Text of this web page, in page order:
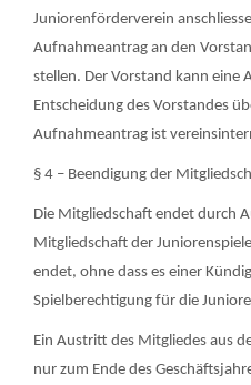
Juniorenförderverein
Aufnahmeantrag an den
stellen. Der Vorstand kann eine
Entscheidung des Vorstandes
Aufnahmeantrag ist
§ 4 – Beendigung der
Die Mitgliedschaft endet durch
Mitgliedschaft der
endet, ohne dass es einer
Spielberechtigung für die
Ein Austritt des Mitgliedes aus
nur zum Ende des